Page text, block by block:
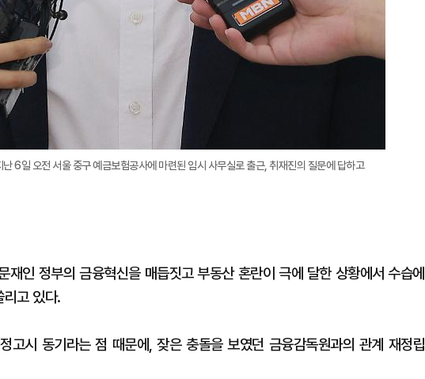
6일 오전 서울 중구 예금보험공사에 마련된 임시 사무실로 출근, 취재진의 질문에 답하고
재인 정부의 금융혁신을 매듭짓고 부동산 혼란이 극에 달한 상황에서 수습에
고 있다.
고시 동기라는 점 때문에, 잦은 충돌을 보였던 금융감독원과의 관계 재정립